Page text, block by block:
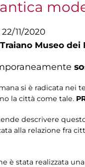
22/11/2020
Museo dei
si è radicata
la città come tale.
descrivere
alla relazione fra
è stata realizzata una